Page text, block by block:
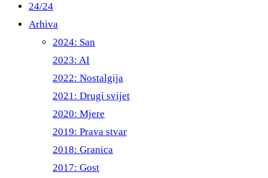
24/24
Arhiva
2024: San
2023: AI
2022: Nostalgija
2021: Drugi svijet
2020: Mjere
2019: Prava stvar
2018: Granica
2017: Gost